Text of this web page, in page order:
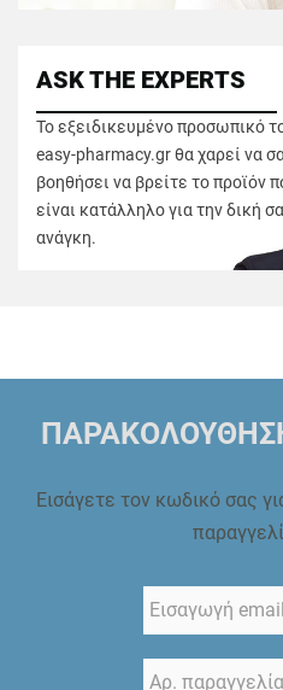
ASK THE EXPERTS
Το εξειδικευμένο προσωπικό
easy-pharmacy.gr θα χαρεί να
βοηθήσει να βρείτε το προϊόν
είναι κατάλληλο για την δική
ανάγκη.
Εισάγετε τον κωδικό σας